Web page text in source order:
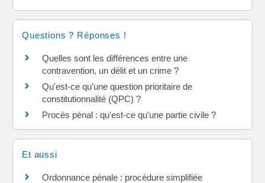
Questions ? Réponses !
Quelles sont les différences entre une
contravention, un délit et un crime ?
Qu'est-ce qu'une question prioritaire de
constitutionnalité (QPC) ?
Procès pénal : qu'est-ce qu'une partie civile ?
Et aussi
Ordonnance pénale : procédure simplifiée